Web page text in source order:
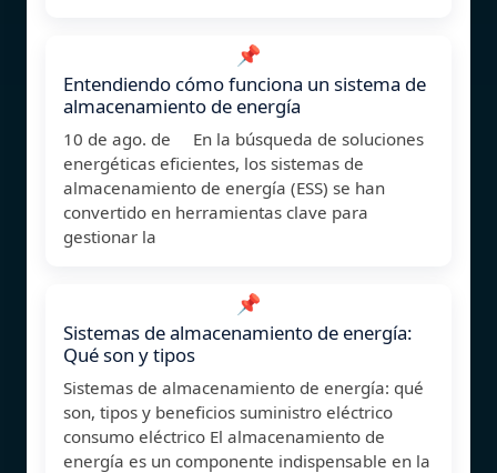
📌
Entendiendo cómo funciona un sistema de
almacenamiento de energía
10 de ago. de En la búsqueda de soluciones
energéticas eficientes, los sistemas de
almacenamiento de energía (ESS) se han
convertido en herramientas clave para
gestionar la
📌
Sistemas de almacenamiento de energía:
Qué son y tipos
Sistemas de almacenamiento de energía: qué
son, tipos y beneficios suministro eléctrico
consumo eléctrico El almacenamiento de
energía es un componente indispensable en la